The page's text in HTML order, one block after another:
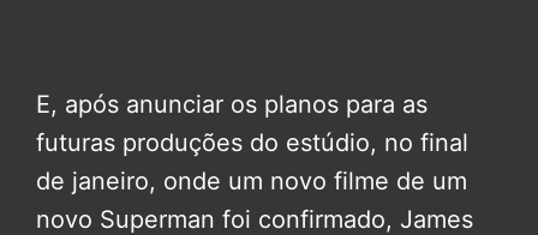
E, após anunciar os planos para as
futuras produções do estúdio, no final
de janeiro, onde um novo filme de um
novo Superman foi confirmado, James